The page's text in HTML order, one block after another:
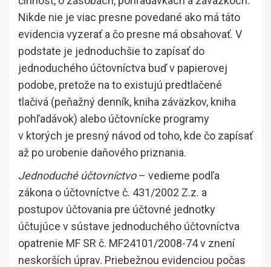
Nikde nie je viac presne povedané ako má táto
evidencia vyzerať a čo presne má obsahovať. V
podstate je jednoduchšie to zapísať do
jednoduchého účtovníctva buď v papierovej
podobe, pretože na to existujú predtlačené
tlačivá (peňažný denník, kniha záväzkov, kniha
pohľadávok) alebo účtovnícke programy
v ktorých je presný návod od toho, kde čo zapísať
až po urobenie daňového priznania.
Jednoduché účtovníctvo– vedieme podľa
zákona o účtovníctve č. 431/2002 Z.z. a
postupov účtovania pre účtovné jednotky
účtujúce v sústave jednoduchého účtovníctva
opatrenie MF SR č. MF24101/2008-74 v znení
neskorších úprav. Priebežnou evidenciou počas